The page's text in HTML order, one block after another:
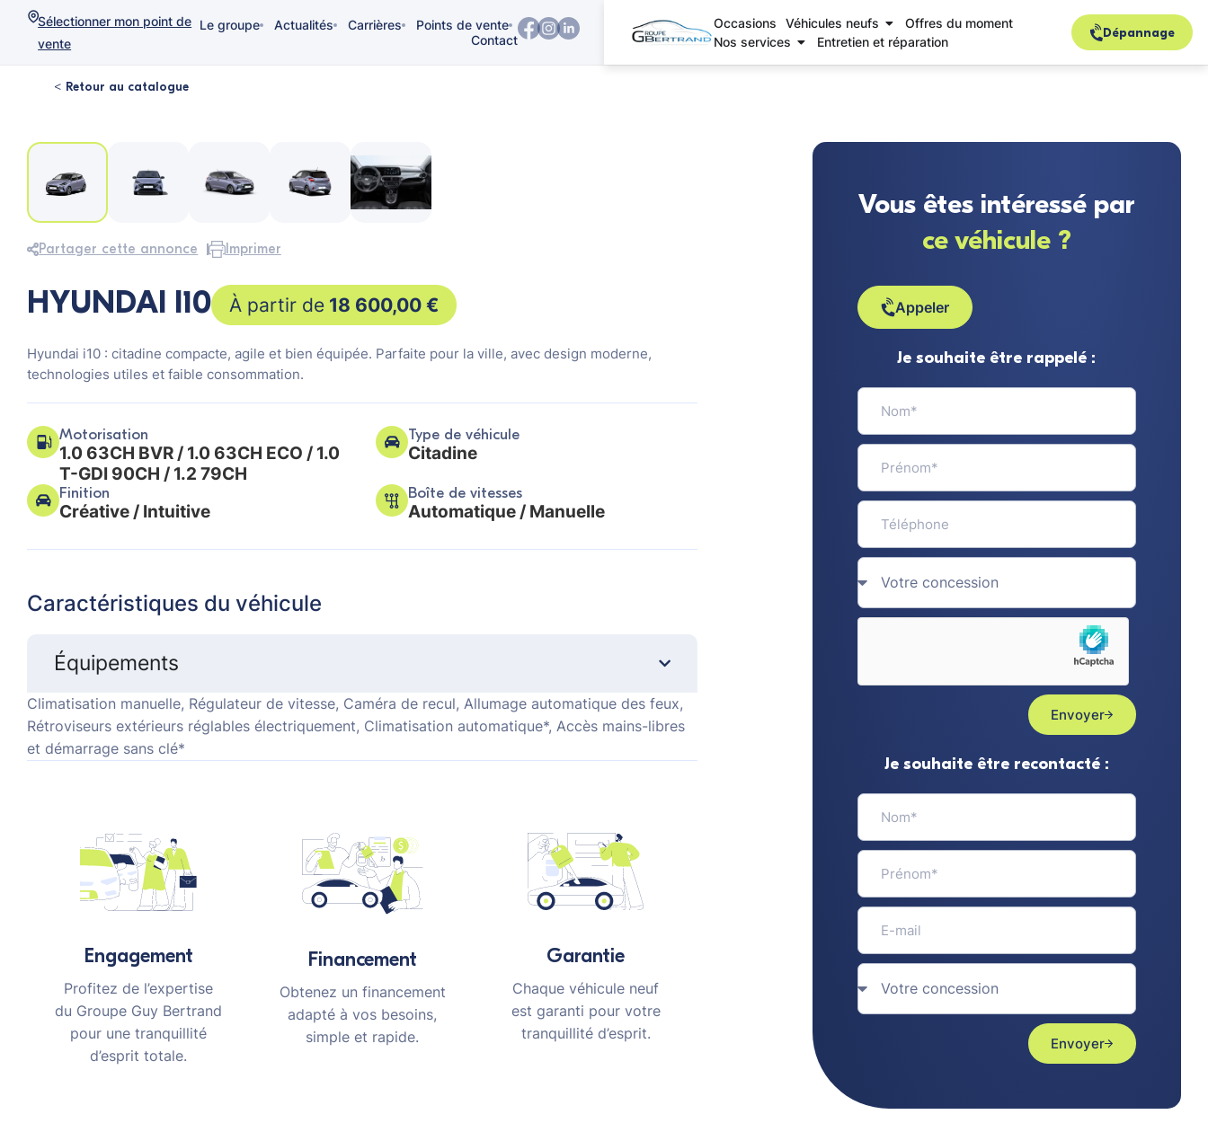
Sélectionner mon point de
vente
Le groupe Actualités Carrières
Points de vente
Contact
Occasions Véhicules neufs
Offres du moment
Nos services
Entretien et réparation
Dépannage
< Retour au catalogue
Partager cette annonce Imprimer
HYUNDAI I10 18 600,00 €
Hyundai i10 : citadine compacte, agile et bien équipée. Parfaite pour la ville, avec design moderne,
technologies utiles et faible consommation.
Motorisation
1.0 63CH BVR / 1.0 63CH ECO / 1.0
T-GDI 90CH / 1.2 79CH
Type de véhicule
Citadine
Finition
Créative / Intuitive
Boîte de vitesses
Automatique / Manuelle
Caractéristiques du véhicule
Équipements
Climatisation manuelle, Régulateur de vitesse, Caméra de recul, Allumage automatique des feux,
Rétroviseurs extérieurs réglables électriquement, Climatisation automatique*, Accès mains-libres
et démarrage sans clé*
Engagement
Profitez de l’expertise
du Groupe Guy Bertrand
pour une tranquillité
d’esprit totale.
Financement
Obtenez un financement
adapté à vos besoins,
simple et rapide.
Garantie
Chaque véhicule neuf
est garanti pour votre
tranquillité d’esprit.
Vous êtes intéressé par
ce véhicule ?
Appeler
Je souhaite être rappelé :
Envoyer
Je souhaite être recontacté :
Envoyer